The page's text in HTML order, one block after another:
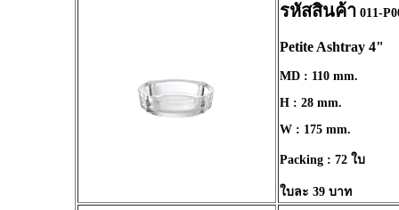
รหัสสินค้า 011-
Petite Ashtray 4"
MD : 110 mm.
H : 28 mm.
W : 175 mm.
Packing : 72 ใบ
ใบละ 39 บาท